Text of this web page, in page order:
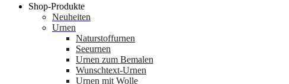
Shop-Produkte
Neuheiten
Urnen
Naturstoffurnen
Seeurnen
Urnen zum Bemalen
Wunschtext-Urnen
Urnen mit Wolle